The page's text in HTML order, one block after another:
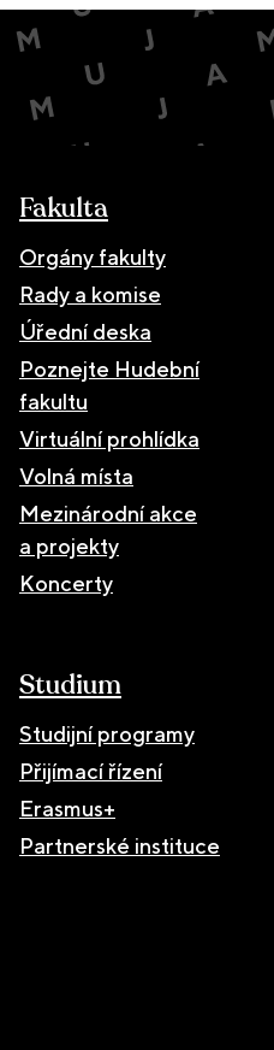
Fakulta
Orgány fakulty
Rady a komise
Úřední deska
Poznejte Hudební
fakultu
Virtuální prohlídka
Volná místa
Mezinárodní akce
a projekty
Koncerty
Studium
Studijní programy
Přijímací řízení
Erasmus+
Partnerské instituce